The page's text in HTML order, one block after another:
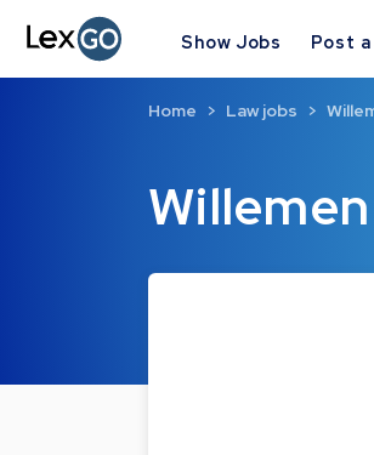
Show Jobs Post
Willemen
Home Law jobs